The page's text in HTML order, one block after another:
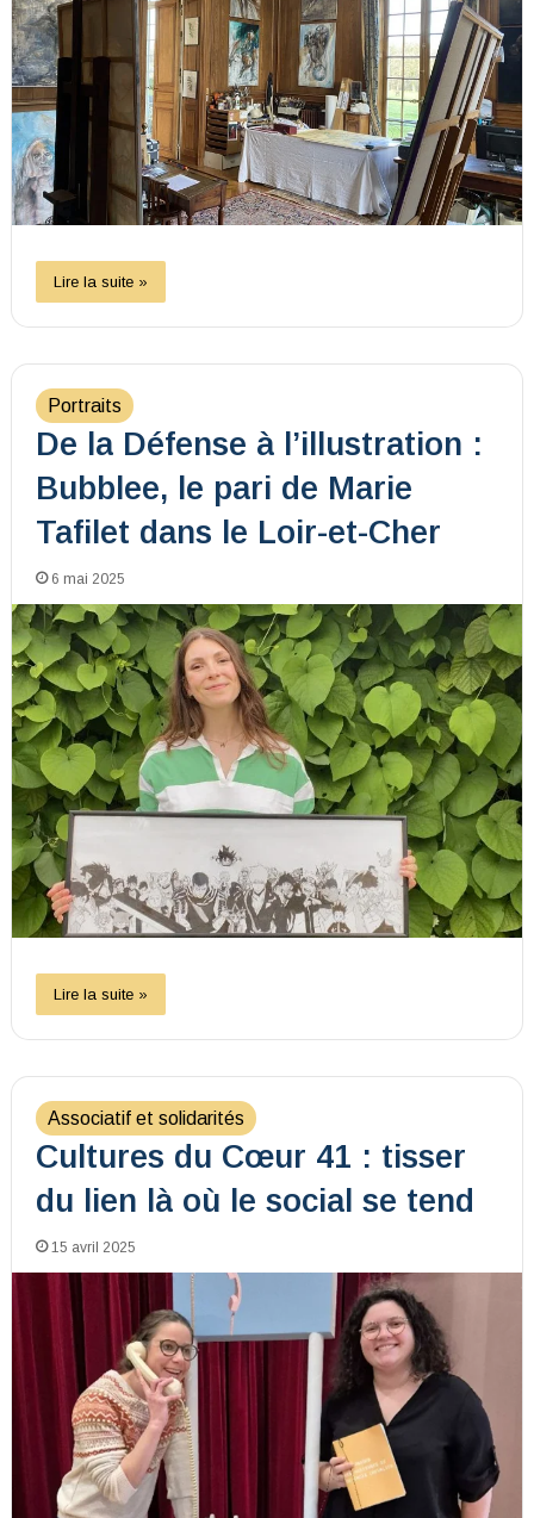
Lire la suite »
Portraits
De la Défense à l’illustration :
Bubblee, le pari de Marie
Tafilet dans le Loir-et-Cher
6 mai 2025
Lire la suite »
Associatif et solidarités
Cultures du Cœur 41 : tisser
du lien là où le social se tend
15 avril 2025